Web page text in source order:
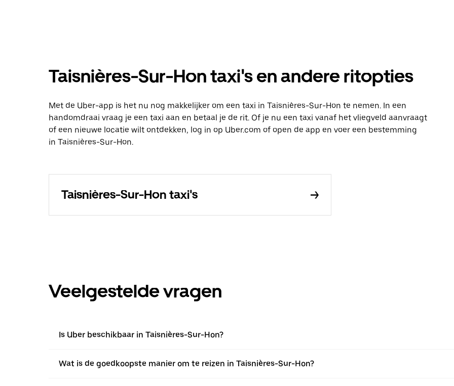
Taisnières-Sur-Hon taxi's en andere ritopties
Met de Uber-app is het nu nog makkelijker om een taxi in Taisnières-Sur-Hon te nemen. In een
handomdraai vraag je een taxi aan en betaal je de rit. Of je nu een taxi vanaf het vliegveld aanvraagt
of een nieuwe locatie wilt ontdekken, log in op Uber.com of open de app en voer een bestemming
in Taisnières-Sur-Hon.
Taisnières-Sur-Hon taxi's
Veelgestelde vragen
Is Uber beschikbaar in Taisnières-Sur-Hon?
Wat is de goedkoopste manier om te reizen in Taisnières-Sur-Hon?